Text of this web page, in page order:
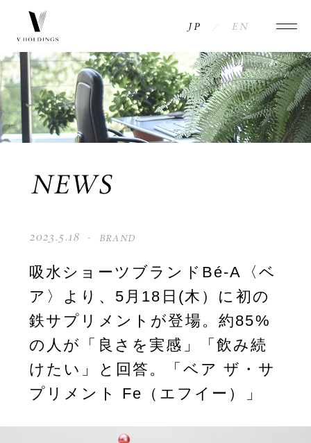
NEWS
MESSAGE
COMPANY
INFORMATION
ACCESS
JP EN
NEWS
2023.5.18 BRAND
吸水ショーツブランドBé-A〈ベ
ア〉より、5月18日(木）に初の
鉄サプリメントが登場。約85%
の人が「良さを実感」「飲み続
けたい」と回答。「ベア ザ・サ
プリメント Fe（エフイー）」